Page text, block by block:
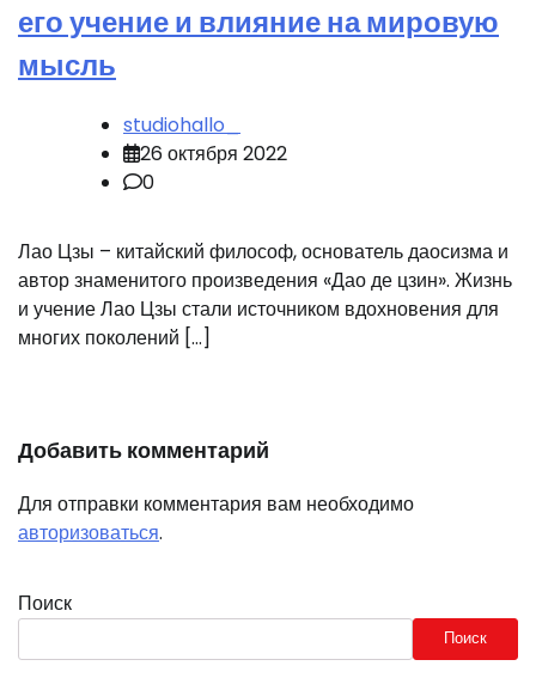
его учение и влияние на мировую
мысль
studiohallo_
26 октября 2022
0
Лао Цзы – китайский философ, основатель даосизма и
автор знаменитого произведения «Дао де цзин». Жизнь
и учение Лао Цзы стали источником вдохновения для
многих поколений […]
Добавить комментарий
Для отправки комментария вам необходимо
авторизоваться.
Поиск
Поиск